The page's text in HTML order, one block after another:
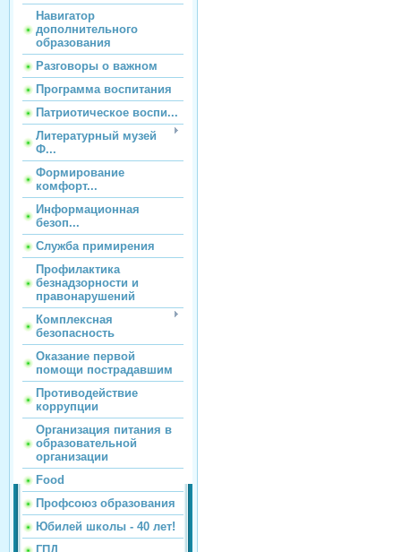
Навигатор
дополнительного
образования
Разговоры о важном
Программа воспитания
Патриотическое воспи...
Литературный музей
Ф...
Формирование
комфорт...
Информационная
безоп...
Служба примирения
Профилактика
безнадзорности и
правонарушений
Комплексная
безопасность
Оказание первой
помощи пострадавшим
Противодействие
коррупции
Организация питания в
образовательной
организации
Food
Профсоюз образования
Юбилей школы - 40 лет!